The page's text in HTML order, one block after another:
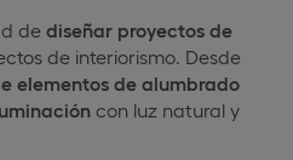
de diseñar proyectos de
de interiorismo. Desde
elementos de alumbrado
con luz natural y